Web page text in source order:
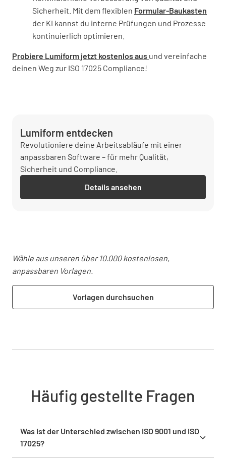
Sicherheit. Mit dem flexiblen Formular-Baukasten
der KI kannst du interne Prüfungen und Prozesse
kontinuierlich optimieren.
Probiere Lumiform jetzt kostenlos aus und vereinfache
deinen Weg zur ISO 17025 Compliance!
Lumiform entdecken
Revolutioniere deine Arbeitsabläufe mit einer
anpassbaren Software – für mehr Qualität,
Sicherheit und Compliance.
Details ansehen
Wähle aus unseren über 10.000 kostenlosen,
anpassbaren Vorlagen.
Vorlagen durchsuchen
Häufig gestellte Fragen
Was ist der Unterschied zwischen ISO 9001 und ISO
17025?